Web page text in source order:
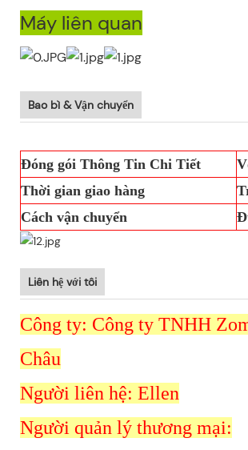
Máy liên quan
Bao bì & Vận chuyển
Đóng gói Thông Tin Chi Tiết
Thời gian giao hàng
Cách vận chuyển
Liên hệ với tôi
Công ty: Công ty TNHH
Châu
Người liên hệ: Ellen
Người quản lý thương mại: